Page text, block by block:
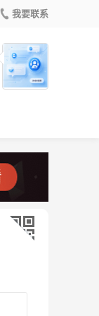
我要联系